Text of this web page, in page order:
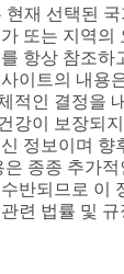
현재 선택된
또는 지역의
항상 참조하
이트의 내용
적인 결정을
강이 보장되
정보이며 향
종종 추가
반되므로 이
련 법률 및